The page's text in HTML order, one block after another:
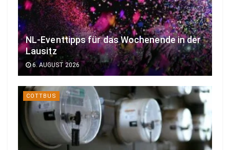
NL-Eventtipps für das Wochenende in der
Lausitz
6. AUGUST 2026
COTTBUS